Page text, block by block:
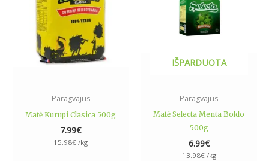
Paragvajus
Matė Kurupi Clasica 500g
7.99€
15.98€ /kg
IŠPARDUOTA
Paragvajus
Matė Selecta Menta Boldo
500g
6.99€
13.98€/kg